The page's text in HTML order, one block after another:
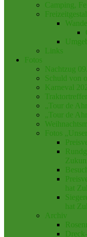
Camping,
Links
Fotos
Nachtzug
Schuld von
Karneval
„Tour de
„Tour de
Fotos
hat
hat
Archiv